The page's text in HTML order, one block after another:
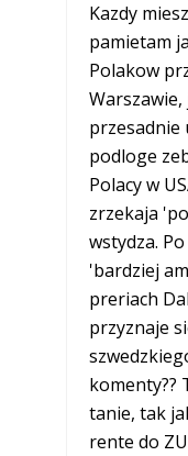
Kazdy
pamietam
Polakow
przesadnie
podloge
Polacy w
zrzekaja
wstydza.
'bardziej
preriach
przyznaje
komenty??
tanie, tak
rente do